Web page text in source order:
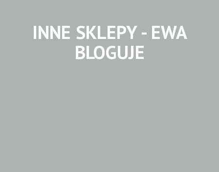
INNE SKLEPY - EWA
BLOGUJE